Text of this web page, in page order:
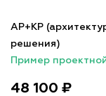
АР+КР
решения)
Пример
48 100 ₽